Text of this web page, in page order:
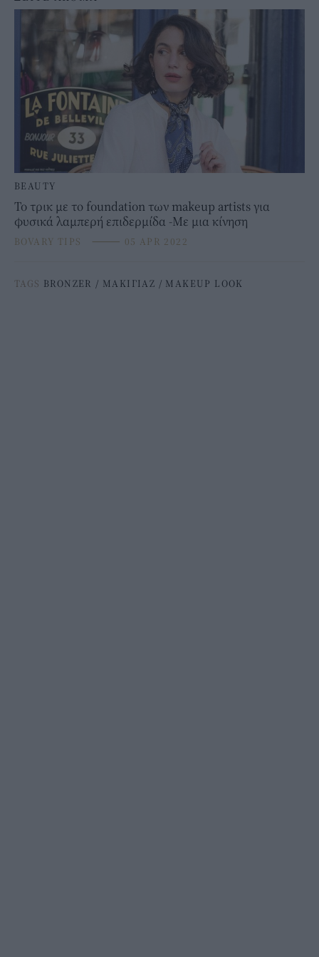
BEAUTY
To τρικ με το foundation των makeup artists για
φυσικά λαμπερή επιδερμίδα -Με μια κίνηση
BOVARY TIPS ⸻ 05 APR 2022
TAGS BRONZER / ΜΑΚΙΓΙΑΖ / MAKEUP LOOK